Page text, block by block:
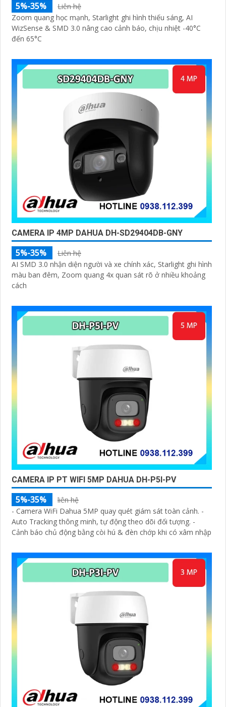
5%-35%
Liên hệ
Zoom quang học mạnh, Starlight ghi hình thiếu sáng, AI
WizSense & SMD 3.0 nâng cao cảnh báo, chịu nhiệt -40°C
đến 65°C
CAMERA IP 4MP DAHUA DH-SD29404DB-GNY
5%-35%
Liên hệ
AI SMD 3.0 nhận diện người và xe chính xác, Starlight ghi hình
màu ban đêm, Zoom quang 4x quan sát rõ ở nhiều khoảng
cách
CAMERA IP PT WIFI 5MP DAHUA DH-P5I-PV
5%-35%
liên hệ
- Camera WiFi Dahua 5MP quay quét giám sát toàn cảnh. -
Auto Tracking thông minh, tự động theo dõi đối tượng. -
Cảnh báo chủ động bằng còi hú & đèn chớp khi có xâm nhập